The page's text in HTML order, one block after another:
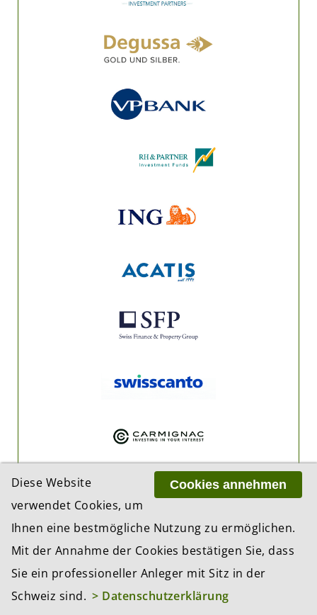
Cookies annehmen
Diese Website
verwendet Cookies, um
Ihnen eine bestmögliche Nutzung zu ermöglichen.
Mit der Annahme der Cookies bestätigen Sie, dass
Sie ein professioneller Anleger mit Sitz in der
Schweiz sind. > Datenschutzerklärung